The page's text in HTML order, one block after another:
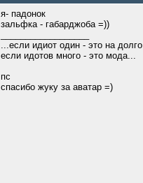
я- падонок
зальфка - габарджоба =))
...если идиот один - это на долго
если идотов много - это мода...
пс
спасибо жуку за аватар =)